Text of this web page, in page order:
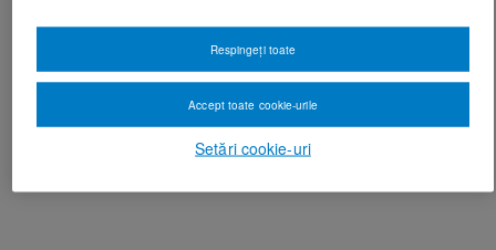
Setări cookie-uri
Respingeți toate
Accept toate cookie-urile